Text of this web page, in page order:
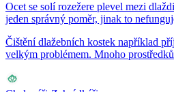
Ocet se solí rozežere plevel mezi
jeden správný poměr, jinak to
Čištění dlažebních kostek například
velkým problémem. Mnoho